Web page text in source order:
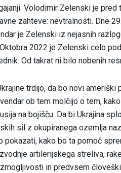
Volodimir Zelenski je
zahteve: nevtralnosti. Dne
je Zelenski iz nejasnih
2022 je Zelenski celo
Od takrat ni bilo nobenih
trdijo, da bo novi
ob tem molčijo o tem,
na bojišču. Da bi Ukrajina
sil z okupiranega ozemlja
pokazati, kako bo ta pomoč
artilerijskega streliva,
in predvsem